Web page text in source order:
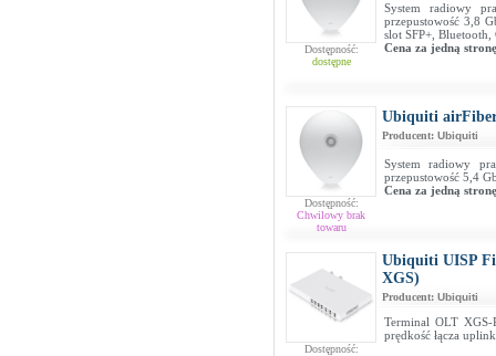
Dostępność:
dostępne
System radiowy
przepustowość 3,8
slot SFP+, Bluetooth,
Cena za jedną stronę
Dostępność:
Chwilowy brak
towaru
Ubiquiti
Producent: Ubiquiti
System radiowy
przepustowość 5,4
Cena za jedną stronę
Dostępność:
Ubiquiti UISP
XGS)
Producent: Ubiquiti
Terminal OLT
prędkość łącza